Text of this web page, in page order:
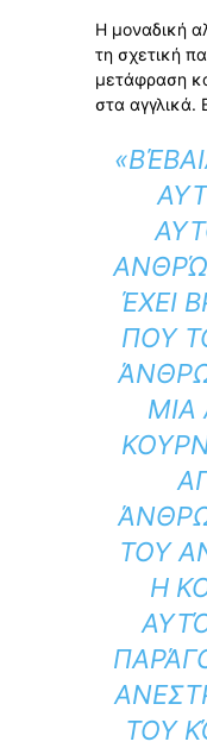
Η μοναδική
τη σχετική
μετάφραση
στα αγγλικά.
ΈΧΕΙ
ΠΟΥ
ΤΟΥ
Η
ΤΟΥ